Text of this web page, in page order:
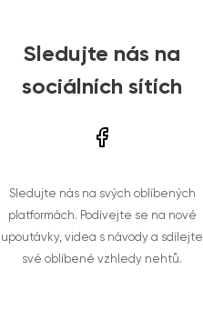
Sledujte nás na
sociálních sítích
Sledujte nás na svých oblíbených
platformách. Podívejte se na nové
upoutávky, videa s návody a sdílejte
své oblíbené vzhledy nehtů.